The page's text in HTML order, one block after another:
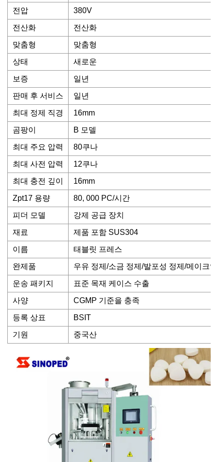
전압 380V
전산화 전산화
맞춤형 맞춤형
상태 새로운
보증 일년
판매 후 서비스 일년
최대 정제 직경 16mm
곰팡이 B 모델
최대 주요 압력 80쿠나
최대 사전 압력 12쿠나
최대 충전 깊이 16mm
Zpt17 용량 80, 000 PC/시간
피더 모델 강제 공급 장치
재료 제품 포함 SUS304
이름 태블릿 프레스
완제품 우유 정제/소금 정제/발포성 정제/메이크업
운송 패키지 표준 목재 케이스 수출
사양 CGMP 기준을 충족
등록 상표 BSIT
기원 중국산